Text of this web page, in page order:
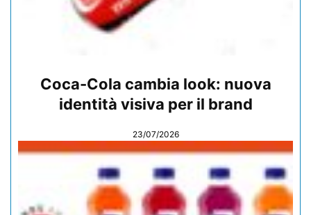
Coca-Cola cambia look: nuova
identità visiva per il brand
23/07/2026